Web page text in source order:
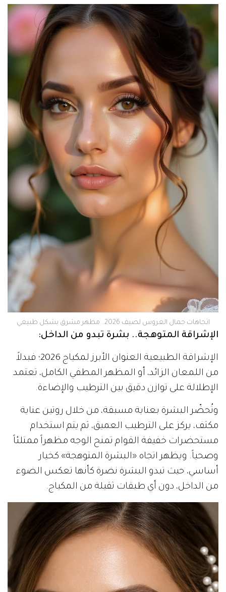
اتجاهات جمال العروس لصيف 2026.. مظهر مشرق بشكل طبيعي
الإشراقة المتوهجة.. بشرة تبدو من الداخل:
الإشراقة الطبيعية العنوان الأبرز لمكياج 2026؛ فبدلاً
من اللمعان الزائد، أو المظهر المطفي الكامل، تعتمد
الإطلالة على توازن دقيق بين الترطيب والإضاءة.
وتُحضّر البشرة بعناية مسبقة، من خلال روتين عناية
مكثف، يركز على الترطيب العميق، ثم يتم استخدام
مستحضرات خفيفة القوام تمنح الوجه مظهراً ممتلئاً
وصحياً. ويظهر اتجاه «البشرة المتوهجة» كخيار
أساسي، حيث تبدو البشرة نضرة كأنها تعكس الضوء
من الداخل، دون أي طبقات ثقيلة من المكياج.